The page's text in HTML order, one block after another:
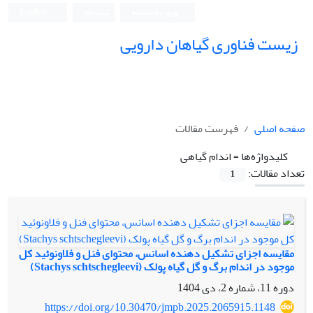
زیست فناوری گیاهان دارویی
صفحه اصلی
فهرست مقالات
کلیدواژه‌ها =اندام گیاهی
تعداد مقالات:
1
مقایسه اجزای تشکیل دهنده اسانس، محتوای فنل و فلاونوئید کل
موجود در اندام برگ و گل گیاه پولک (Stachys schtschegleevi)
دوره 11، شماره 2، دی 1404
https://doi.org/10.30470/jmpb.2025.2065915.1148